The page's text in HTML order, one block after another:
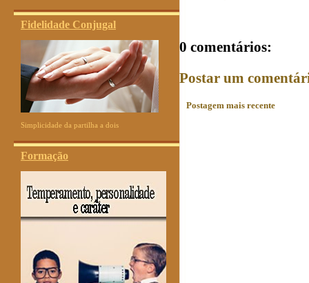
Fidelidade Conjugal
Simplicidade da partilha a dois
Formação
0 comentários:
Postar um
Postagem mais recente